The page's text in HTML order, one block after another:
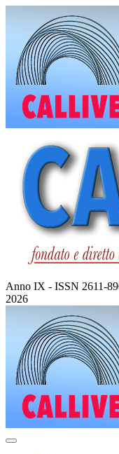
contenuto
Anno IX - ISSN 2611-
2026